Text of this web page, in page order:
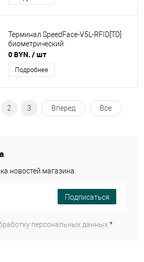
Терминал SpeedFace-V5L-RFID[TD]
биометрический
0 BYN. / шт
Подробнее
2 3 Вперед Все
новостей магазина.
Подписаться
персональных данных.*